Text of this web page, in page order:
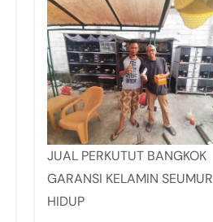
JUAL PERKUTUT BANGKOK
GARANSI KELAMIN SEUMUR
HIDUP